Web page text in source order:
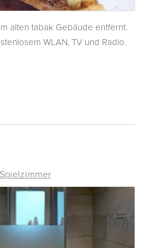
alten tabak Gebäude entfernt.
WLAN, TV und Radio.
Spielzimmer